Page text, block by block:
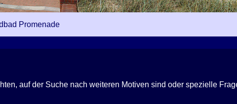
Promenade
auf der Suche nach weiteren Motiven sind oder spezielle